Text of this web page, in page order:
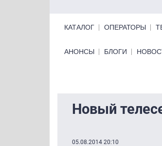
КАТАЛОГ ОПЕРАТОРЫ
Primary links bottom
АНОНСЫ БЛОГИ
Новый
05.08.2014 20:10